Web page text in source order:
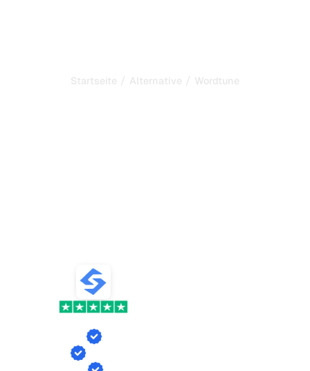
Startseite / Alternative / Wordtune
Backlink-Austausch